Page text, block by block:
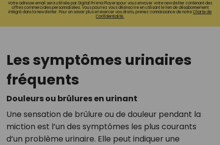
Votre adresse email sera utilisée par Digital Prisma Playerspour vous envoyer votre newsletter contenant des
offres commerciales personnalisées. Vous pourrez vous désinscrire en utilisant le lien de désabonnement
intégré dans la newsletter. Pour en savoir plus et exercer vos droits, prenez connaissance de notreCharte de
Confidentialité.
Les symptômes urinaires
fréquents
Douleurs ou brûlures en urinant
Une sensation de brûlure ou de douleur pendant la
miction est l’un des symptômes les plus courants
d’un problème urinaire. Elle peut indiquer une